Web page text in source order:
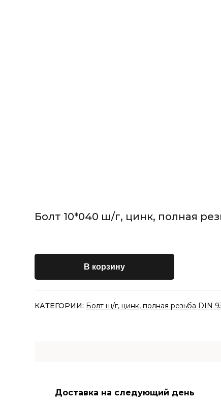
Болт 10*040 ш/г, цинк, полная
В корзину
КАТЕГОРИИ: Болт ш/г, цинк, полная резьба DIN
Доставка на следующий день